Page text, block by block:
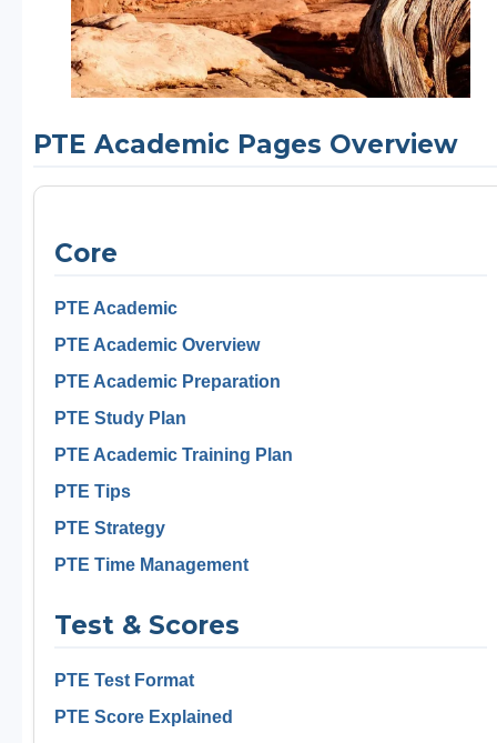
PTE Academic Pages Overview
Core
PTE Academic
PTE Academic Overview
PTE Academic Preparation
PTE Study Plan
PTE Academic Training Plan
PTE Tips
PTE Strategy
PTE Time Management
Test & Scores
PTE Test Format
PTE Score Explained